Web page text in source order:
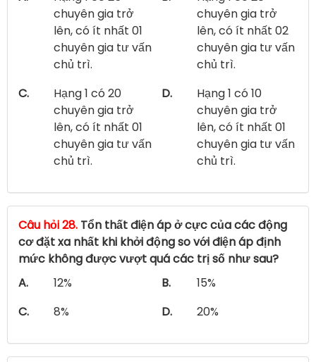
chuyên gia trở
lên, có ít nhất 01
chuyên gia tư vấn
chủ trì.
chuyên gia trở
lên, có ít nhất 02
chuyên gia tư vấn
chủ trì.
C.
Hạng 1 có 20
chuyên gia trở
lên, có ít nhất 01
chuyên gia tư vấn
chủ trì.
D.
Hạng 1 có 10
chuyên gia trở
lên, có ít nhất 01
chuyên gia tư vấn
chủ trì.
Câu hỏi 28. Tổn thất điện áp ở cực của các động
cơ đặt xa nhất khi khởi động so với điện áp định
mức không được vượt quá các trị số như sau?
A.
12% B.
15%
C.
8% D. 20%